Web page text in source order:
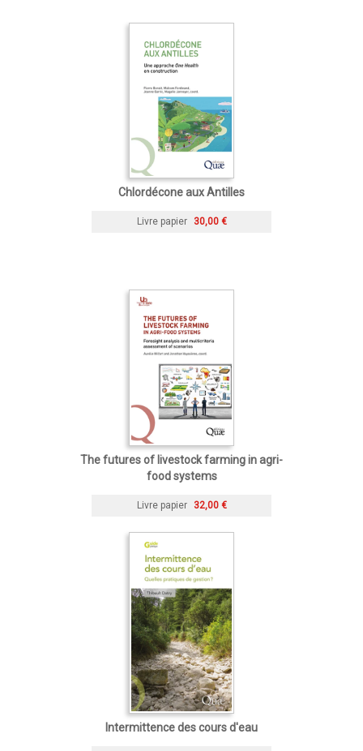
Chlordécone aux Antilles
Livre papier 30,00 €
The futures of livestock farming in agri-
food systems
Livre papier 32,00 €
Intermittence des cours d'eau